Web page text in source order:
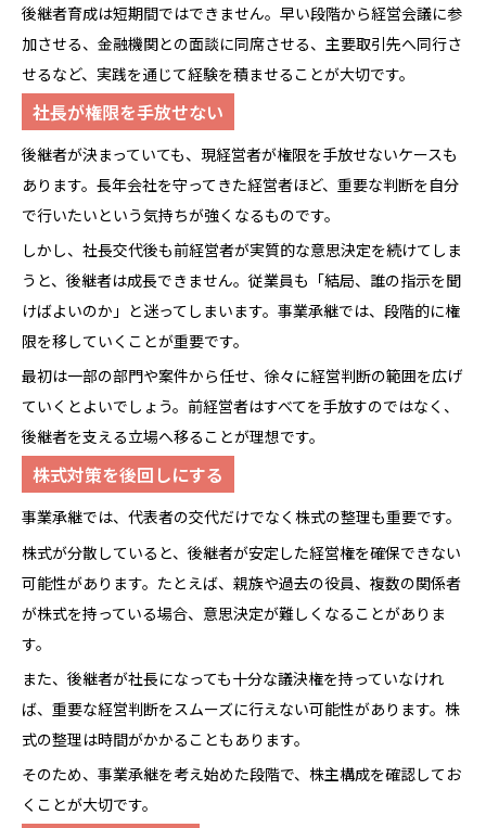
後継者育成は短期間ではできません。早い段階から経営会議に参
加させる、金融機関との面談に同席させる、主要取引先へ同行さ
せるなど、実践を通じて経験を積ませることが大切です。
社長が権限を手放せない
後継者が決まっていても、現経営者が権限を手放せないケースも
あります。長年会社を守ってきた経営者ほど、重要な判断を自分
で行いたいという気持ちが強くなるものです。
しかし、社長交代後も前経営者が実質的な意思決定を続けてしま
うと、後継者は成長できません。従業員も「結局、誰の指示を聞
けばよいのか」と迷ってしまいます。事業承継では、段階的に権
限を移していくことが重要です。
最初は一部の部門や案件から任せ、徐々に経営判断の範囲を広げ
ていくとよいでしょう。前経営者はすべてを手放すのではなく、
後継者を支える立場へ移ることが理想です。
株式対策を後回しにする
事業承継では、代表者の交代だけでなく株式の整理も重要です。
株式が分散していると、後継者が安定した経営権を確保できない
可能性があります。たとえば、親族や過去の役員、複数の関係者
が株式を持っている場合、意思決定が難しくなることがありま
す。
また、後継者が社長になっても十分な議決権を持っていなけれ
ば、重要な経営判断をスムーズに行えない可能性があります。株
式の整理は時間がかかることもあります。
そのため、事業承継を考え始めた段階で、株主構成を確認してお
くことが大切です。